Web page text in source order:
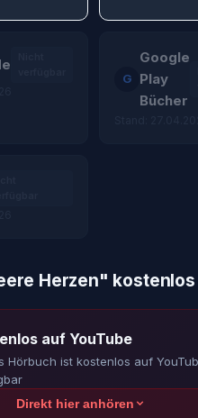
G
Google
Play
Bücher
Herzen"
auf YouTube
Hörbuch ist kostenlos auf
Direkt hier anhören